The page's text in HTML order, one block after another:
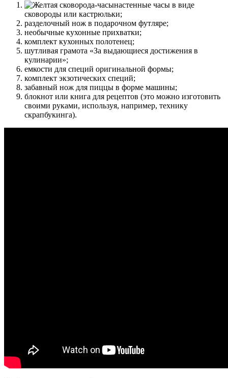
настенные часы в виде
сковороды или кастрюльки;
разделочный нож в подарочном футляре;
необычные кухонные прихватки;
комплект кухонных полотенец;
шутливая грамота «За выдающиеся достижения в
кулинарии»;
емкости для специй оригинальной формы;
комплект экзотических специй;
забавный нож для пиццы в форме машины;
блокнот или книга для рецептов (это можно изготовить
своими руками, используя, например, технику
скрапбукинга).